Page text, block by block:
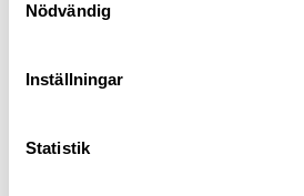
Nödvändig
Inställningar
Statistik
Senaste besökta